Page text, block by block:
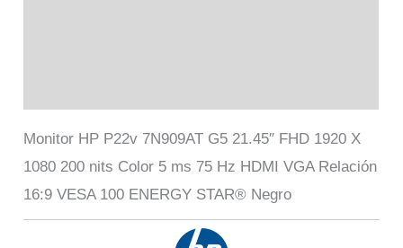
Monitor HP P22v 7N909AT G5 21.45″ FHD 1920 X
1080 200 nits Color 5 ms 75 Hz HDMI VGA Relación
16:9 VESA 100 ENERGY STAR® Negro